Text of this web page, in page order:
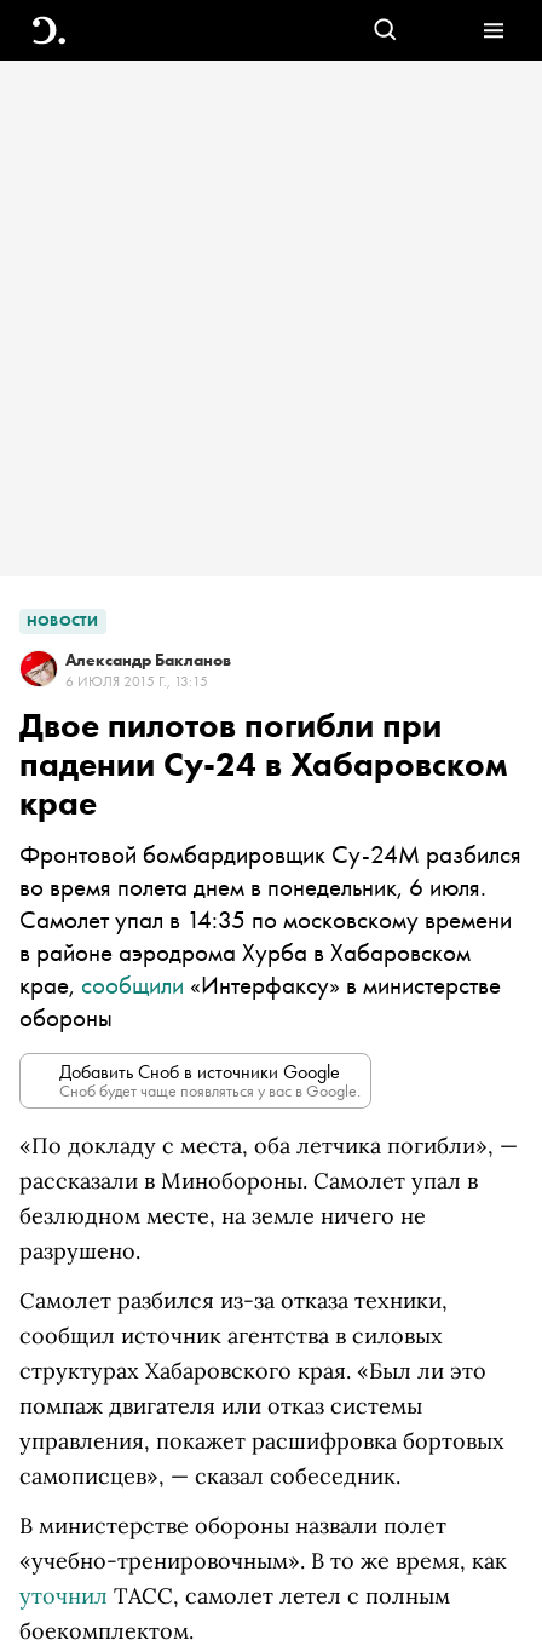
НОВОСТИ
Александр Бакланов
6 ИЮЛЯ 2015 Г., 13:15
Двое пилотов погибли при
падении Су-24 в Хабаровском
крае
Фронтовой бомбардировщик Су-24М разбился
во время полета днем в понедельник, 6 июля.
Самолет упал в 14:35 по московскому времени
в районе аэродрома Хурба в Хабаровском
крае, сообщили «Интерфаксу» в министерстве
обороны
Добавить Сноб в источники Google
Сноб будет чаще появляться у вас в Google.
«По докладу с места, оба летчика погибли», —
рассказали в Минобороны. Самолет упал в
безлюдном месте, на земле ничего не
разрушено.
Самолет разбился из-за отказа техники,
сообщил источник агентства в силовых
структурах Хабаровского края. «Был ли это
помпаж двигателя или отказ системы
управления, покажет расшифровка бортовых
самописцев», — сказал собеседник.
В министерстве обороны назвали полет
«учебно-тренировочным». В то же время, как
уточнил ТАСС, самолет летел с полным
боекомплектом.